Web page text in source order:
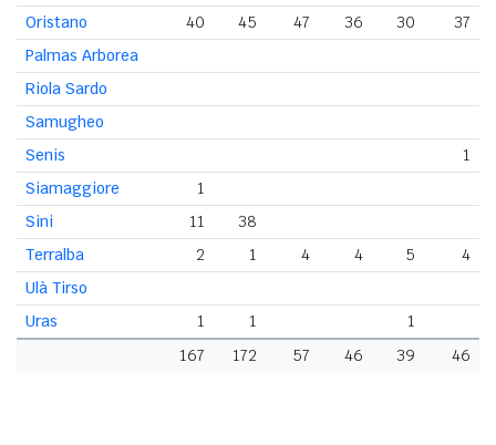
Oristano
40 45 47 36 30
37
Palmas Arborea
Riola Sardo
Samugheo
Senis
1
Siamaggiore
1
Sini
11
38
Terralba
2 1 4 4 5
4
Ulà Tirso
Uras
1 1
1
167
172 57 46 39 46